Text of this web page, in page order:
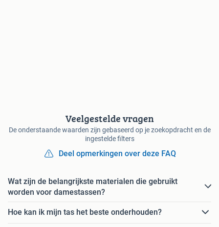
Veelgestelde vragen
De onderstaande waarden zijn gebaseerd op je zoekopdracht en de
ingestelde filters
Deel opmerkingen over deze FAQ
Wat zijn de belangrijkste materialen die gebruikt
worden voor damestassen?
Hoe kan ik mijn tas het beste onderhouden?